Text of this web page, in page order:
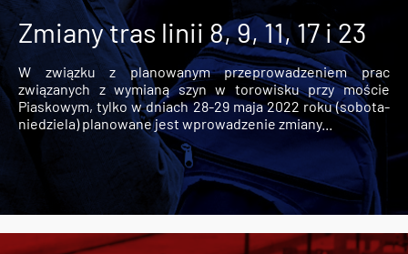
Zmiany tras linii 8, 9, 11, 17 i 23
W związku z planowanym przeprowadzeniem prac
związanych z wymianą szyn w torowisku przy moście
Piaskowym, tylko w dniach 28-29 maja 2022 roku (sobota-
niedziela) planowane jest wprowadzenie zmiany...